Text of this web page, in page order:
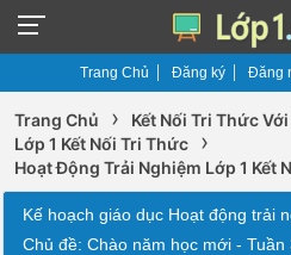
Trang Chủ Đăng ký Đăng
Trang Chủ › Kết Nối Tri Thức
Lớp 1 Kết Nối Tri Thức ›
Hoạt Động Trải Nghiệm Lớp 1 Kết
Kế hoạch giáo dục Hoạt động trải
Chủ đề: Chào năm học mới -